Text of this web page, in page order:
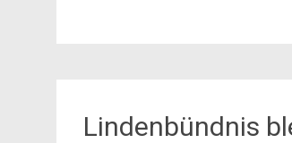
Lindenbündnis